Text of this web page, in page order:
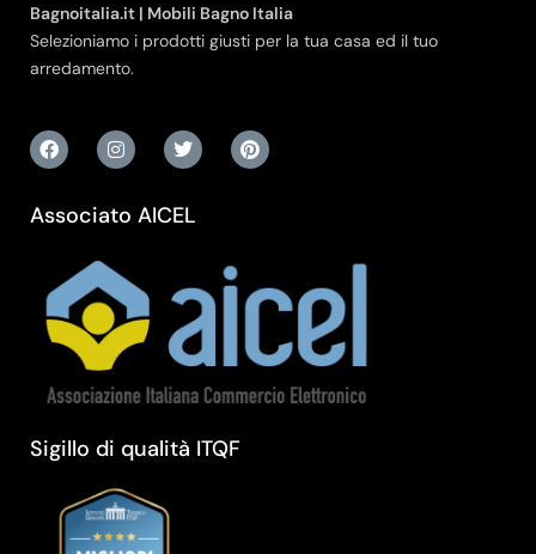
Bagnoitalia.it | Mobili Bagno Italia
Selezioniamo i prodotti giusti per la tua casa ed il tuo
arredamento.
Associato AICEL
Sigillo di qualità ITQF